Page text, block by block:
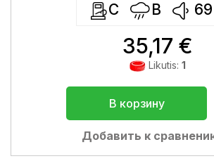
C B 69
35,17 €
Likutis: 1
В корзину
Добавить к